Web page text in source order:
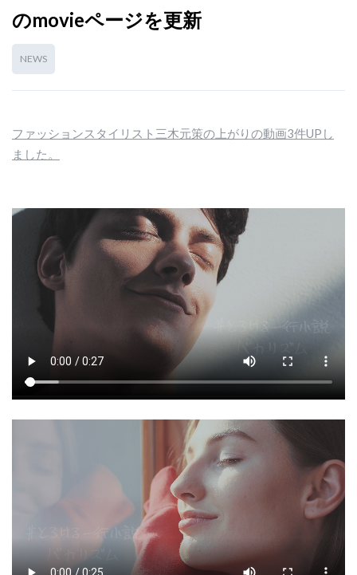
のmovieページを更新
NEWS
ファッションスタイリスト三木元策の上がりの動画3件UPし
ました。